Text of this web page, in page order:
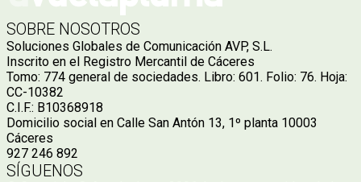
SOBRE NOSOTROS
Soluciones Globales de Comunicación AVP, S.L.
Inscrito en el Registro Mercantil de Cáceres
Tomo: 774 general de sociedades. Libro: 601. Folio: 76. Hoja:
CC-10382
C.I.F.: B10368918
Domicilio social en Calle San Antón 13, 1º planta 10003
Cáceres
927 246 892
SÍGUENOS